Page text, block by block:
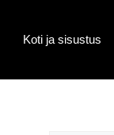
Koti ja sisustus